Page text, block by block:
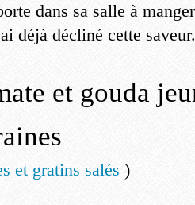
dans sa salle à
déjà décliné cette
et gouda
et gratins salés )